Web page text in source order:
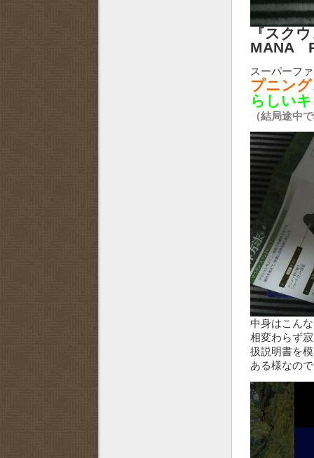
『スク
MANA
スーパーフ
プニング
らしい
（結局途中
中身はこん
相変わらず
扱説明書を
ある様なの